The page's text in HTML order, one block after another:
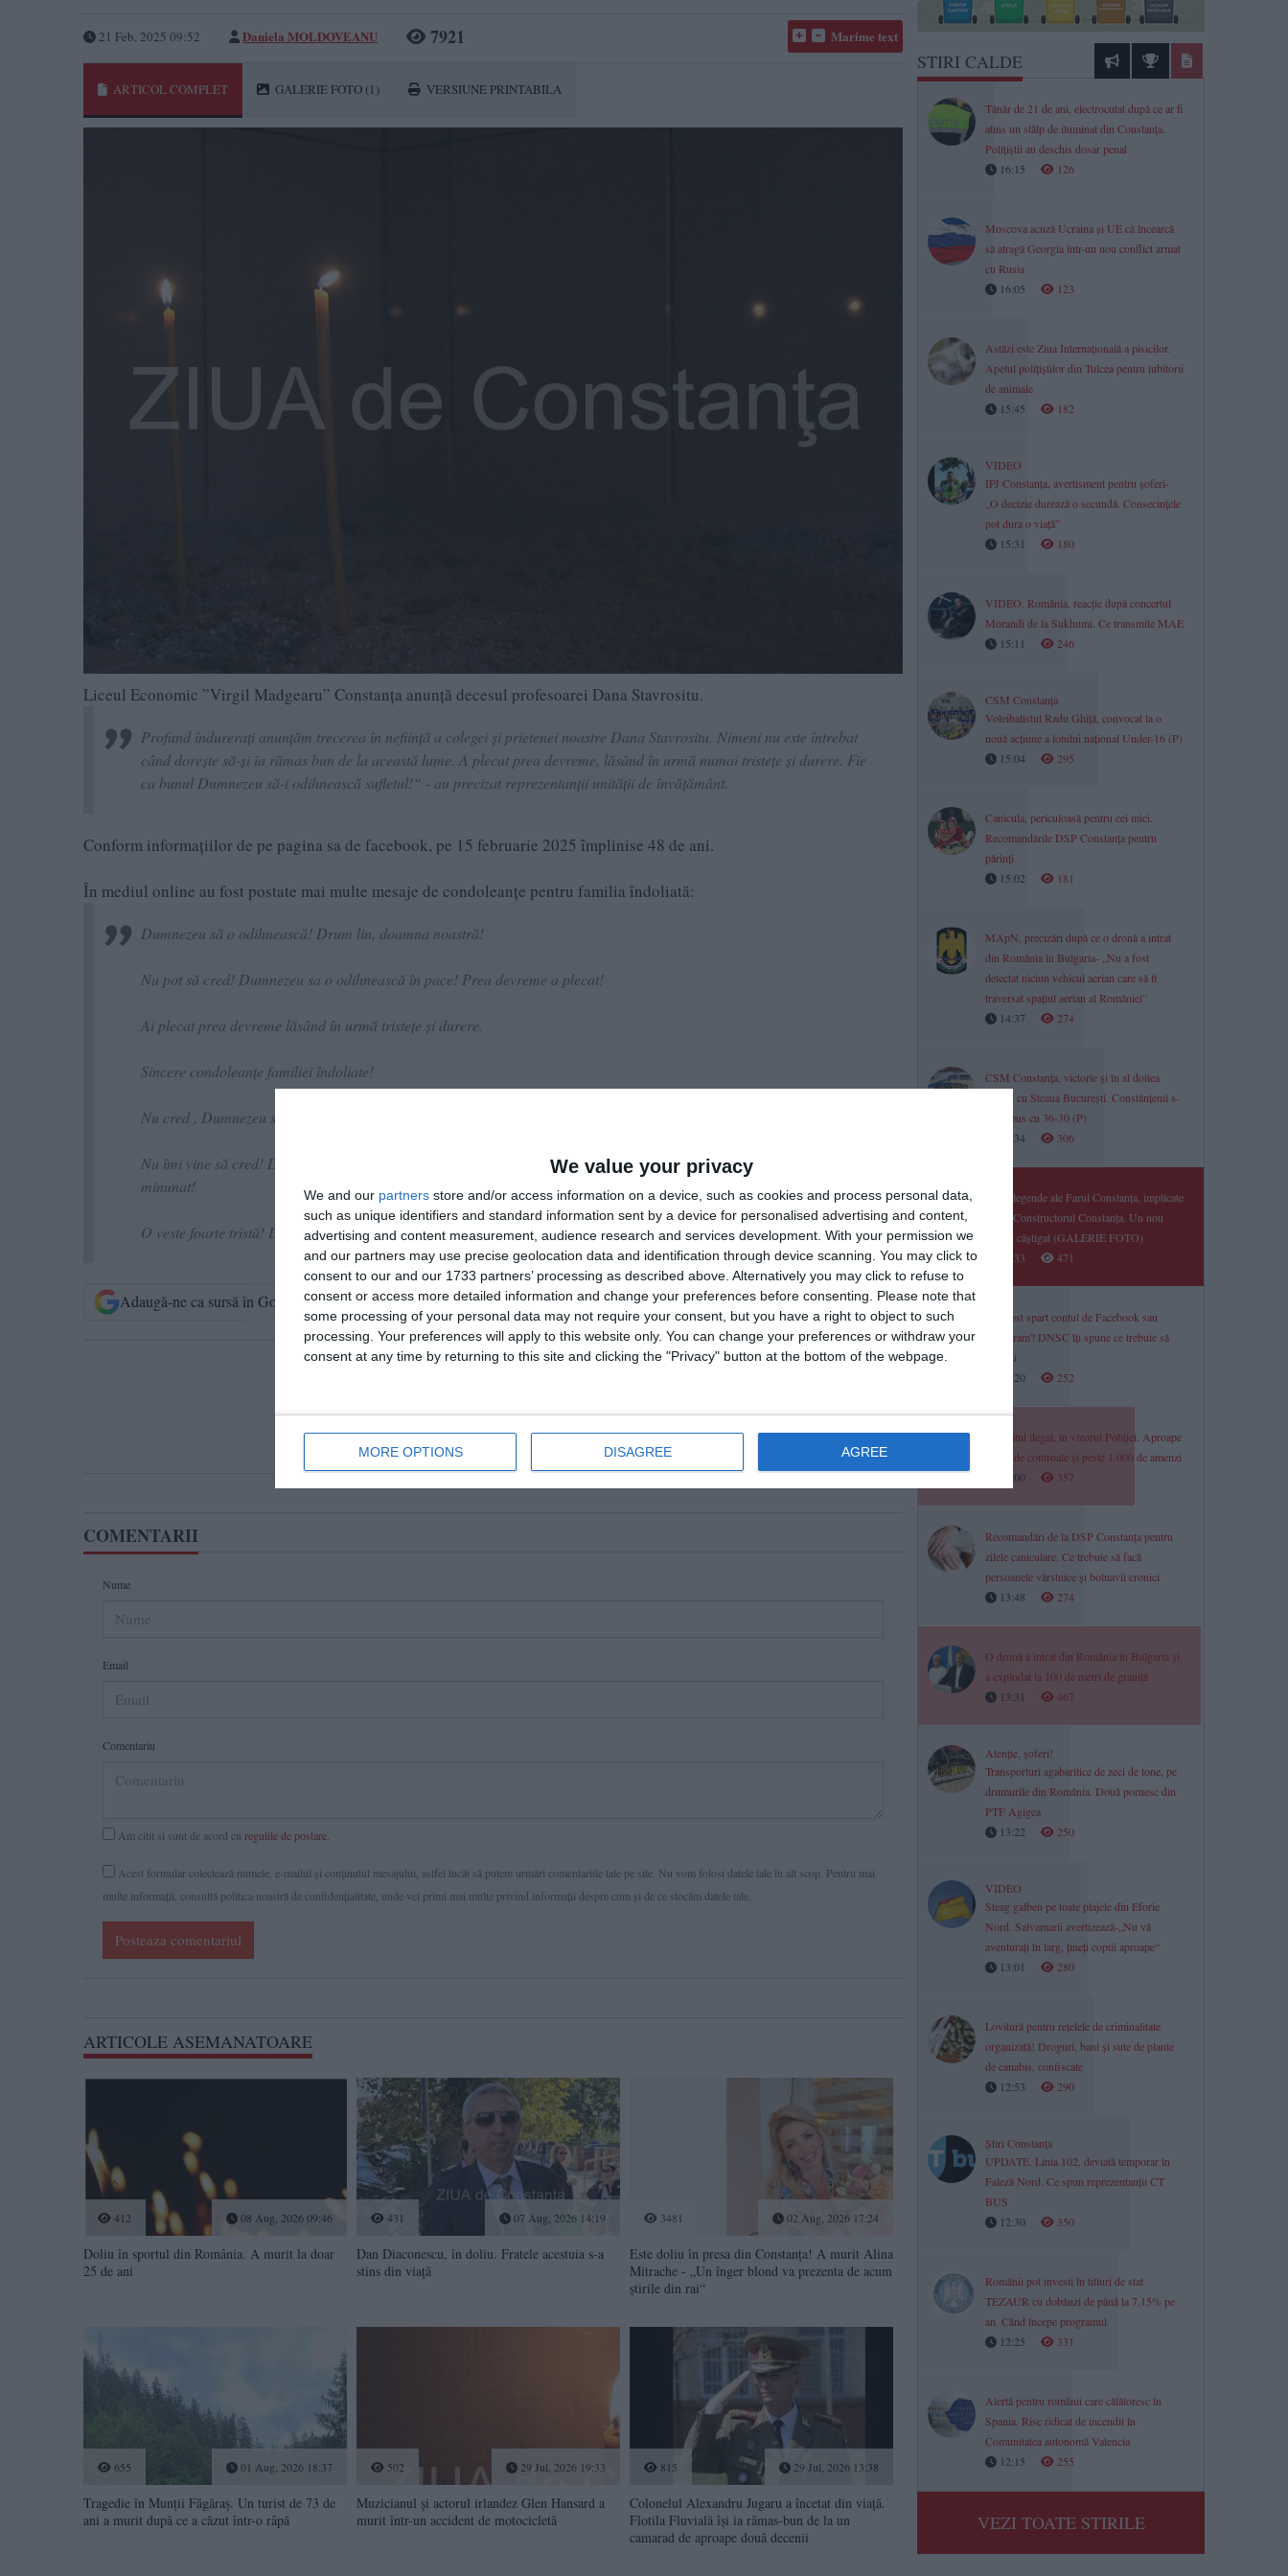
We value your privacy
We and our partners store and/or access information on a device, such as cookies and process personal data,
such as unique identifiers and standard information sent by a device for personalised advertising and content,
advertising and content measurement, audience research and services development. With your permission we
and our partners may use precise geolocation data and identification through device scanning. You may click to
consent to our and our 1733 partners’ processing as described above. Alternatively you may click to refuse to
consent or access more detailed information and change your preferences before consenting.
Please note that
some processing of your personal data may not require your consent, but you have a right to object to such
processing. Your preferences will apply to this website only. You can change your preferences or withdraw your
consent at any time by returning to this site and clicking the "Privacy" button at the bottom of the webpage.
MORE OPTIONS DISAGREE AGREE
21 Feb, 2025 09:52 Daniela MOLDOVEANU 7921 Marime text
ARTICOL COMPLET GALERIE FOTO (1) VERSIUNE PRINTABILA
Liceul Economic ”Virgil Madgearu” Constanța anunță decesul profesoarei Dana Stavrositu.
Profund îndurerați anunțăm trecerea în neființă a colegei și prietenei noastre Dana Stavrositu. Nimeni nu este întrebat
când dorește să-și ia rămas bun de la această lume. A plecat prea devreme, lăsând în urmă numai tristețe și durere. Fie
ca bunul Dumnezeu să-i odihnească sufletul!“ - au precizat reprezentanții unității de învățământ.
Conform informațiilor de pe pagina sa de facebook, pe 15 februarie 2025 împlinise 48 de ani.
În mediul online au fost postate mai multe mesaje de condoleanțe pentru familia îndoliată:
Dumnezeu să o odihnească! Drum lin, doamna noastră!
Nu pot să cred! Dumnezeu sa o odihnească în pace! Prea devreme a plecat!
Ai plecat prea devreme lăsând în urmă tristețe și durere.
Sincere condoleanțe familiei îndoliate!
Nu cred , Dumnezeu să o ierte . O super profesoara mi-a fost .
Nu îmi vine să cred! Dana mea dragă și veselă ai plecat la ceruri? Dumnezeu să te odihnească în pace și lumină suflet
minunat!
O veste foarte tristă! Dumnezeu să o primească în Împărăția Sa!
Adaugă-ne ca sursă în Google Urmărește-ne pe Google News Urmărește-ne pe Whatsapp
Ti-a placut articolul?
COMENTARII
Nume
Email
Comentariu
Am citit si sunt de acord cu regulile de postare
Acest formular colectează numele, e-mailul şi conținutul mesajului, astfel încât să putem urmări comentariile tale pe site. Nu vom folosi datele tale în alt scop. Pentru mai
multe informaţii, consultă politica noastră de confidenţialitate, unde vei primi mai multe privind informaţii despre cum și de ce stocăm datele tale.
Posteaza comentariul
ARTICOLE ASEMANATOARE
412 08 Aug, 2026 09:46
Doliu în sportul din România. A murit la doar
25 de ani
431 07 Aug, 2026 14:19
Dan Diaconescu, în doliu. Fratele acestuia s-a
stins din viață
3481 02 Aug, 2026 17:24
Este doliu în presa din Constanța! A murit Alina
Mitrache - „Un înger blond va prezenta de acum
știrile din rai“
655 01 Aug, 2026 18:37
Tragedie în Munții Făgăraș. Un turist de 73 de
ani a murit după ce a căzut într-o râpă
502 29 Jul, 2026 19:33
Muzicianul și actorul irlandez Glen Hansard a
murit într-un accident de motocicletă
815 29 Jul, 2026 13:38
Colonelul Alexandru Jugaru a încetat din viață.
Flotila Fluvială își ia rămas-bun de la un
camarad de aproape două decenii
STIRI CALDE
Tânăr de 21 de ani, electrocutat după ce ar fi
atins un stâlp de iluminat din Constanța.
Polițiștii au deschis dosar penal
16:15
126
Moscova acuză Ucraina și UE că încearcă
să atragă Georgia într-un nou conflict armat
cu Rusia
16:05
123
Astăzi este Ziua Internațională a pisicilor.
Apelul polițiștilor din Tulcea pentru iubitorii
de animale
15:45
182
VIDEO
IPJ Constanța, avertisment pentru șoferi-
„O decizie durează o secundă. Consecințele
pot dura o viață”
15:31
180
VIDEO. România, reacție după concertul
Morandi de la Sukhumi. Ce transmite MAE
15:11
246
CSM Constanța
Voleibalistul Radu Ghiță, convocat la o
nouă acțiune a lotului național Under-16 (P)
15:04
295
Canicula, periculoasă pentru cei mici.
Recomandările DSP Constanța pentru
părinți
15:02
181
MApN, precizări după ce o dronă a intrat
din România în Bulgaria- „Nu a fost
detectat niciun vehicul aerian care să fi
traversat spațiul aerian al României”
14:37
274
CSM Constanța, victorie și în al doilea
amical cu Steaua București. Constănțenii s-
au impus cu 36-30 (P)
14:34
306
Două legende ale Farul Constanța, implicate
la CS Constructorul Constanța. Un nou
amical câștigat (GALERIE FOTO)
14:33
471
Ți-a fost spart contul de Facebook sau
Instagram? DNSC îți spune ce trebuie să
verifici
14:20
252
Pescuitul ilegal, în vizorul Poliției. Aproape
4.000 de controale și peste 1.000 de amenzi
14:00
357
Recomandări de la DSP Constanța pentru
zilele caniculare. Ce trebuie să facă
persoanele vârstnice și bolnavii cronici
13:48
274
O dronă a intrat din România în Bulgaria și
a explodat la 100 de metri de graniță
13:31
467
Atenție, șoferi!
Transporturi agabaritice de zeci de tone, pe
drumurile din România. Două pornesc din
PTF Agigea
13:22
250
VIDEO
Steag galben pe toate plajele din Eforie
Nord. Salvamarii avertizează-„Nu vă
aventurați în larg, țineți copiii aproape“
13:01
280
Lovitură pentru rețelele de criminalitate
organizată! Droguri, bani și sute de plante
de canabis, confiscate
12:53
290
Știri Constanța
UPDATE. Linia 102, deviată temporar în
Faleză Nord. Ce spun reprezentanții CT
BUS
12:30
350
Românii pot investi în titluri de stat
TEZAUR cu dobânzi de până la 7,15% pe
an. Când începe programul
12:25
331
Alertă pentru românii care călătoresc în
Spania. Risc ridicat de incendii în
Comunitatea autonomă Valencia
12:15
255
VEZI TOATE STIRILE